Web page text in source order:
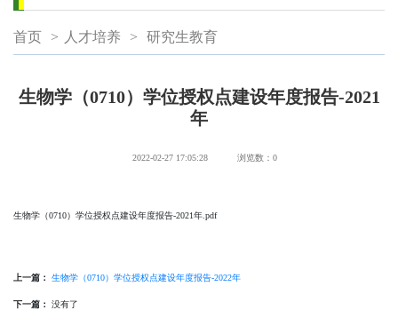
首页 > 人才培养 > 研究生教育
生物学（0710）学位授权点建设年度报告-2021
年
2022-02-27 17:05:28 浏览数： 0
生物学（0710）学位授权点建设年度报告-2021年.pdf
上一篇： 生物学（0710）学位授权点建设年度报告-2022年
下一篇： 没有了